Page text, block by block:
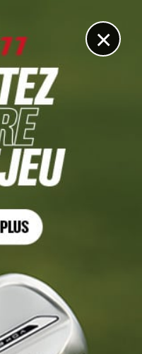
×
SCOTTISH OPEN, TOUR 4
Nico Echavarria signe
et repart en voiture !